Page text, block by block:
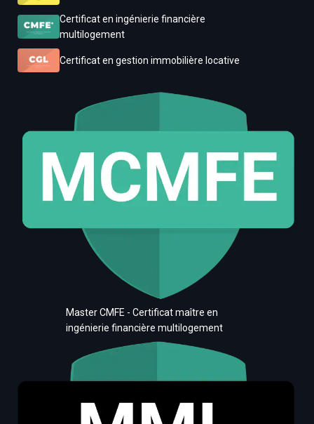
Certificat en ingénierie financière
multilogement
Certificat en gestion immobilière locative
Master CMFE - Certificat maître en
ingénierie financière multilogement